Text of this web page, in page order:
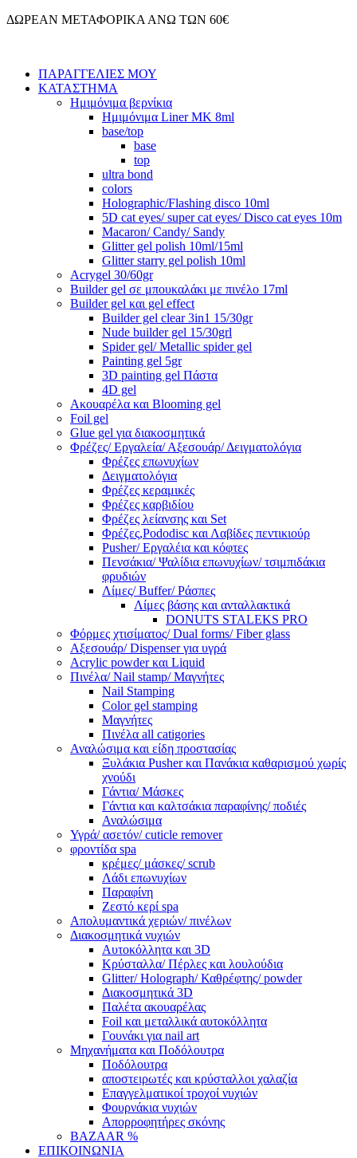
Μετάβαση
ΔΩΡΕΑΝ ΜΕΤΑΦΟΡΙΚΑ ΑΝΩ ΤΩΝ 60€
ΠΑΡΑΓΓΕΛΙΕΣ ΜΟΥ
ΚΑΤΑΣΤΗΜΑ
Ημιμόνιμα βερνίκια
Ημιμόνιμα Liner ΜΚ 8ml
base/top
base
top
ultra bond
colors
Holographic/Flashing disco 10ml
5D cat eyes/ super cat eyes/ Disco cat eyes 10m
Macaron/ Candy/ Sandy
Glitter gel polish 10ml/15ml
Glitter starry gel polish 10ml
Acrygel 30/60gr
Builder gel σε μπουκαλάκι με πινέλο 17ml
Builder gel και gel effect
Builder gel clear 3in1 15/30gr
Nude builder gel 15/30grl
Spider gel/ Metallic spider gel
Painting gel 5gr
3D painting gel Πάστα
4D gel
Ακουαρέλα και Blooming gel
Foil gel
Glue gel για διακοσμητικά
Φρέζες/ Εργαλεία/ Αξεσουάρ/ Δειγματολόγια
Φρέζες επωνυχίων
Δειγματολόγια
Φρέζες κεραμικές
Φρέζες καρβιδίου
Φρέζες λείανσης και Set
Φρέζες,Pododisc και Λαβίδες πεντικιούρ
Pusher/ Εργαλέια και κόφτες
Πενσάκια/ Ψαλίδια επωνυχίων/ τσιμπιδάκια
φρυδιών
Λίμες/ Buffer/ Ράσπες
Λίμες βάσης και ανταλλακτικά
DONUTS STALEKS PRO
Φόρμες χτισίματος/ Dual forms/ Fiber glass
Αξεσουάρ/ Dispenser για υγρά
Acrylic powder και Liquid
Πινέλα/ Nail stamp/ Μαγνήτες
Nail Stamping
Color gel stamping
Μαγνήτες
Πινέλα all catigories
Αναλώσιμα και είδη προστασίας
Ξυλάκια Pusher και Πανάκια καθαρισμού χωρίς
χνούδι
Γάντια/ Μάσκες
Γάντια και καλτσάκια παραφίνης/ ποδιές
Αναλώσιμα
Υγρά/ ασετόν/ cuticle remover
φροντίδα spa
κρέμες/ μάσκες/ scrub
Λάδι επωνυχίων
Παραφίνη
Ζεστό κερί spa
Απολυμαντικά χεριών/ πινέλων
Διακοσμητικά νυχιών
Αυτοκόλλητα και 3D
Κρύσταλλα/ Πέρλες και λουλούδια
Glitter/ Holograph/ Καθρέφτης/ powder
Διακοσμητικά 3D
Παλέτα ακουαρέλας
Foil και μεταλλικά αυτοκόλλητα
Γουνάκι για nail art
Μηχανήματα και Ποδόλουτρα
Ποδόλουτρα
αποστειρωτές και κρύσταλλοι χαλαζία
Επαγγελματικοί τροχοί νυχιών
Φουρνάκια νυχιών
Απορροφητήρες σκόνης
BAZAAR %
ΕΠΙΚΟΙΝΩΝΙΑ